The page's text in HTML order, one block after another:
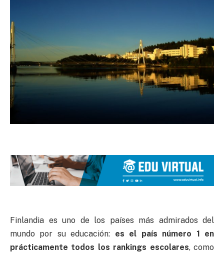
Finlandia es uno de los países más admirados del
mundo por su educación: es el país número 1 en
prácticamente todos los rankings escolares, como